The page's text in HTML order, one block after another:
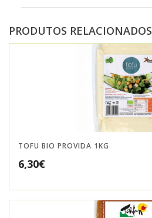
PRODUTOS RELACIONADOS
TOFU BIO PROVIDA 1KG
6,30€